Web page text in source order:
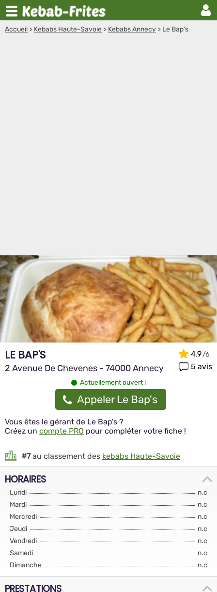
Accueil > Kebabs Haute-Savoie > Kebabs Annecy > Le Bap's
LE BAP'S
2 Avenue De Chevenes - 74000 Annecy
4.9
5 avis
Actuellement ouvert !
Appeler Le Bap's
Vous êtes le gérant de Le Bap's ?
Créez un compte PRO pour compléter votre fiche !
#7au classement des kebabs Haute-Savoie
HORAIRES
Lundi
n.c
Mardi
n.c
Mercredi
n.c
Jeudi
n.c
Vendredi
n.c
Samedi
n.c
Dimanche
n.c
PRESTATIONS